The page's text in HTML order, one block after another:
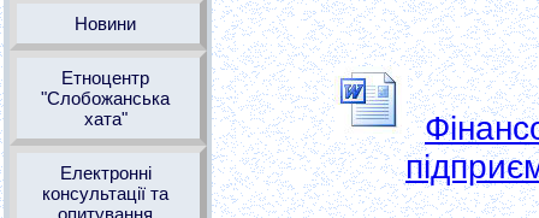
Новини
Етноцентр
"Слобожанська
хата"
Електронні
консультації та
опитування